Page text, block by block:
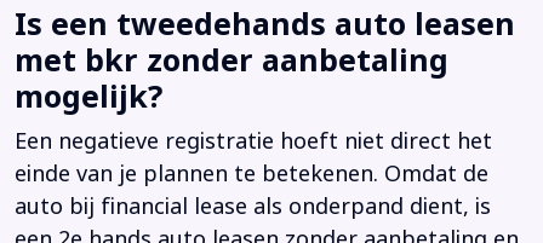
Is een tweedehands auto leasen
met bkr zonder aanbetaling
mogelijk?
Een negatieve registratie hoeft niet direct het
einde van je plannen te betekenen. Omdat de
auto bij financial lease als onderpand dient, is